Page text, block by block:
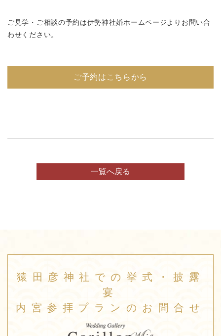
ご見学・ご相談の予約は伊勢神社婚ホームページよりお問い合
わせください。
ご予約はこちらから
一覧へ戻る
猿田彦神社での挙式・披露
宴
内宮参拝プランのお問合せ